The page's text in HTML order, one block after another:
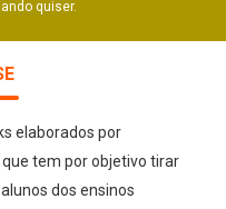
quiser.
elaborados por
tem por objetivo tirar
dos ensinos